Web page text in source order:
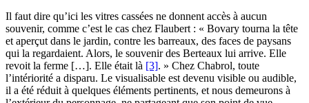
Il faut dire qu’ici les vitres cassées ne donnent accès à aucun
souvenir, comme c’est le cas chez Flaubert : « Bovary tourna la tête
et aperçut dans le jardin, contre les barreaux, des faces de paysans
qui la regardaient. Alors, le souvenir des Berteaux lui arrive. Elle
revoit la ferme […]. Elle était là [3]. » Chez Chabrol, toute
l’intériorité a disparu. Le visualisable est devenu visible ou audible,
il a été réduit à quelques éléments pertinents, et nous demeurons à